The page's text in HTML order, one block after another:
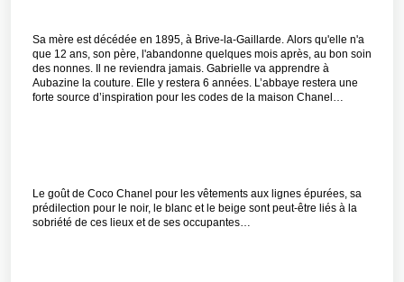
Sa mère est décédée en 1895, à Brive-la-Gaillarde. Alors qu'elle n'a
que 12 ans, son père, l'abandonne quelques mois après, au bon soin
des nonnes. Il ne reviendra jamais. Gabrielle va apprendre à
Aubazine la couture. Elle y restera 6 années. L’abbaye restera une
forte source d’inspiration pour les codes de la maison Chanel…
Le goût de Coco Chanel pour les vêtements aux lignes épurées, sa
prédilection pour le noir, le blanc et le beige sont peut-être liés à la
sobriété de ces lieux et de ses occupantes…